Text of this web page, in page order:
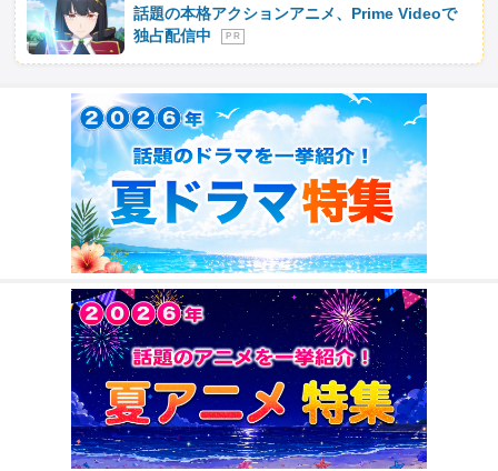
話題の本格アクションアニメ、Prime Videoで
独占配信中
P R